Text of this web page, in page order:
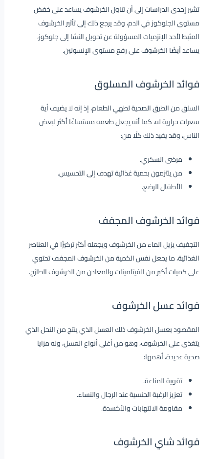
تشير إحدى الدراسات إلى أن تناول الخرشوف يساعد على خفض
مستوى الجلوكوز في الدم، وقد يرجع ذلك إلى تأثير الخرشوف
المثبط لأحد الإنزميات المسؤولة عن تحويل النشا إلى جلوكوز،
يساعد أيضًا الخرشوف على رفع مستوى الإنسولين.
فوائد الخرشوف المسلوق
السلق من الطرق الصحية لطهي الطعام، إذ إنه لا يضيف أية
سعرات حرارية له، كما أنه يجعل طعمه مستساغًا أكثر لبعض
الناس، وقد يفيد ذلك كلًا من:
مرضى السكري.
من يلتزمون بحمية غذائية تهدف إلى التخسيس.
الأطفال الرضع.
فوائد الخرشوف المجفف
التجفيف يزيل الماء من الخرشوف ويجعله أكثر تركيزًا في العناصر
الغذائية، ما يجعل نفس الكمية من الخرشوف المجفف تحتوي
على كميات أكبر من الفيتامينات والمعادن من الخرشوف الطازج.
فوائد عسل الخرشوف
المقصود بعسل الخرشوف ذلك العسل الذي ينتج من النحل الذي
يتغذى على الخرشوف، وهو من أغلى أنواع العسل، وله مزايا
صحية عديدة، أهمها:
تقوية المناعة.
تعزيز الرغبة الجنسية عند الرجال والنساء.
مقاومة الالتهابات والأكسدة.
فوائد شاي الخرشوف